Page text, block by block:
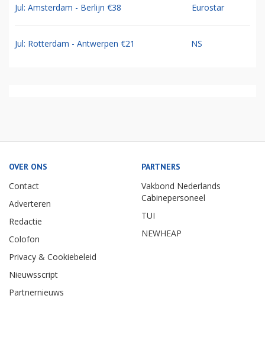
Jul: Amsterdam - Berlijn €38 Eurostar
Jul: Rotterdam - Antwerpen €21 NS
OVER ONS
Contact
Adverteren
Redactie
Colofon
Privacy & Cookiebeleid
Nieuwsscript
Partnernieuws
PARTNERS
Vakbond Nederlands
Cabinepersoneel
TUI
NEWHEAP